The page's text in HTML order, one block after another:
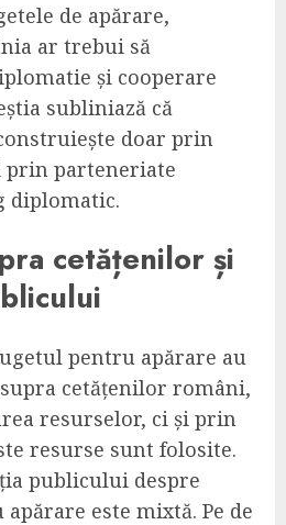
de apărare,
ar trebui să
și cooperare
subliniază că
doar prin
parteneriate
diplomatic.
cetățenilor și
pentru apărare au
cetățenilor români,
resurselor, ci și prin
resurse sunt folosite.
publicului despre
este mixtă. Pe de